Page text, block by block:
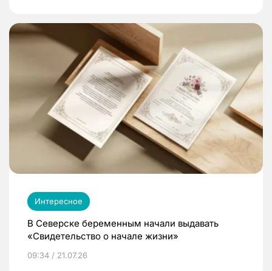
Интересное
В Северске беременным начали выдавать
«Свидетельство о начале жизни»
09:34 / 21.07.26